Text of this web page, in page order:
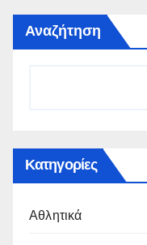
Αναζήτηση
Κατηγορίες
Αθλητικά